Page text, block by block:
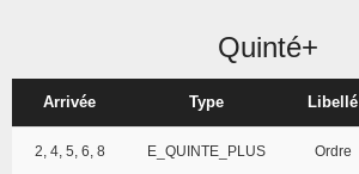
Quinté+
Arrivée Type Libellé
2, 4, 5, 6, 8 E_QUINTE_PLUS Ordre